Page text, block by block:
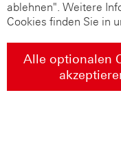
ablehnen". Weitere
Cookies finden Sie in
Alle optionalen